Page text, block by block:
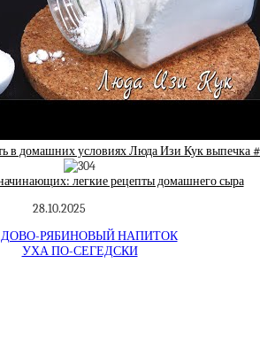
условиях Люда Изи Кук выпечка
легкие рецепты домашнего сыра
28.10.2025
РЯБИНОВЫЙ НАПИТОК
УХА ПО-СЕГЕДСКИ